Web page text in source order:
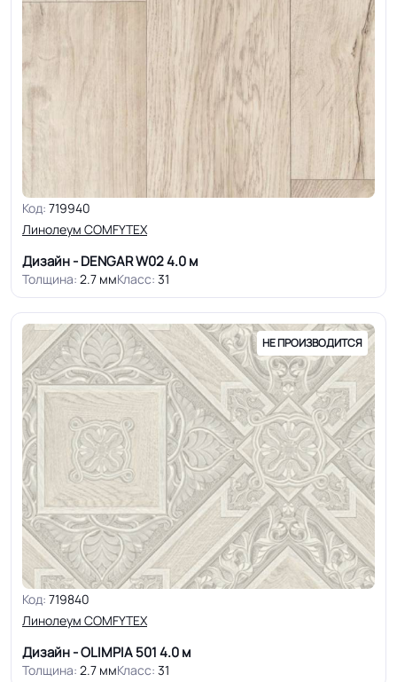
Код: 719940
Линолеум COMFYTEX
Дизайн - DENGAR W024.0 м
Толщина: 2.7 ммКласс: 31
НЕ ПРОИЗВОДИТСЯ
Код: 719840
Линолеум COMFYTEX
Дизайн - OLIMPIA 5014.0 м
Толщина: 2.7 ммКласс: 31